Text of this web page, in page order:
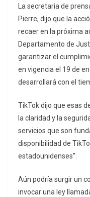
La secretaria de
Pierre, dijo que la
recaer en la próxima
Departamento de
garantizar el
en vigencia el 19 de
desarrollará con el
TikTok dijo que esas
la claridad y la
servicios que son
disponibilidad de
estadounidenses”.
Aún podría surgir un
invocar una ley